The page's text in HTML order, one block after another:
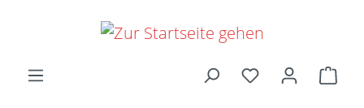
Zum Hauptinhalt springen